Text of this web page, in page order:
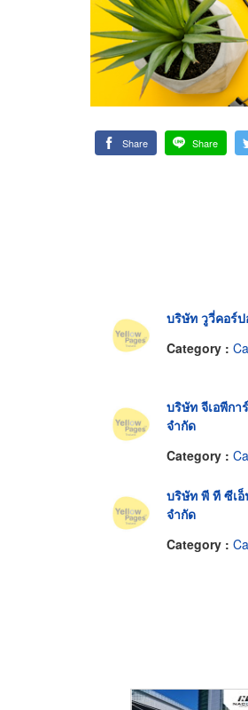
Share Share
บริษัท วูวี่คอร์
Category :
บริษัท จีเอพีกา
จำกัด
Category :
บริษัท พี ที ซีเ
จำกัด
Category :